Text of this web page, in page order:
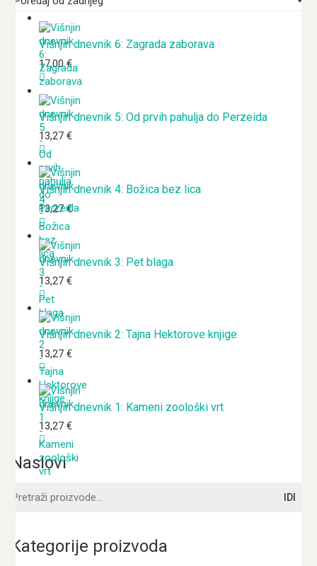
Višnjin dnevnik 6: Zagrada zaborava
17,00€
Višnjin dnevnik 5: Od prvih pahulja do Perzeida
13,27 €
Višnjin dnevnik 4: Božica bez lica
13,27€
Višnjin dnevnik 3: Pet blaga
13,27 €
Višnjin dnevnik 2: Tajna Hektorove knjige
13,27 €
Višnjin dnevnik 1: Kameni zoološki vrt
13,27 €
Naslovi
IDI
Kategorije proizvoda